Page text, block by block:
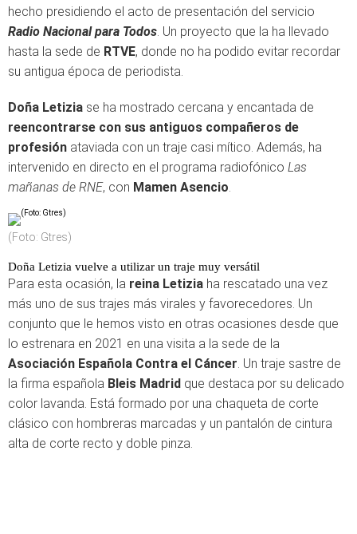
hecho presidiendo el acto de presentación del servicio
Radio Nacional para Todos . Un proyecto que la ha llevado
hasta la sede de RTVE, donde no ha podido evitar recordar
su antigua época de periodista.
Doña Letizia se ha mostrado cercana y encantada de
reencontrarse con sus antiguos compañeros de
profesión ataviada con un traje casi mítico. Además, ha
intervenido en directo en el programa radiofónico Las
mañanas de RNE, con Mamen Asencio
(Foto: Gtres)
Doña Letizia vuelve a utilizar un traje muy versátil
Para esta ocasión, la reina Letizia ha rescatado una vez
más uno de sus trajes más virales y favorecedores. Un
conjunto que le hemos visto en otras ocasiones desde que
lo estrenara en 2021 en una visita a la sede de la
Asociación Española Contra el Cáncer . Un traje sastre de
la firma española Bleis Madrid que destaca por su delicado
color lavanda. Está formado por una chaqueta de corte
clásico con hombreras marcadas y un pantalón de cintura
alta de corte recto y doble pinza.